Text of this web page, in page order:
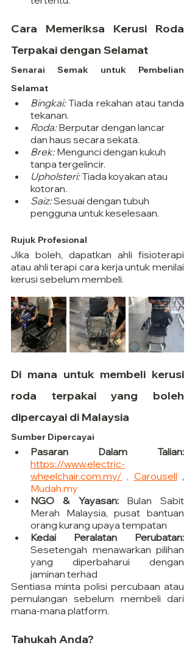
Cara Memeriksa Kerusi Roda
Terpakai dengan Selamat
Senarai Semak untuk Pembelian
Selamat
Bingkai: Tiada rekahan atau tanda
tekanan.
Roda: Berputar dengan lancar
dan haus secara sekata.
Brek: Mengunci dengan kukuh
tanpa tergelincir.
Upholsteri: Tiada koyakan atau
kotoran.
Saiz: Sesuai dengan tubuh
pengguna untuk keselesaan.
Rujuk Profesional
Jika boleh, dapatkan ahli fisioterapi
atau ahli terapi cara kerja untuk menilai
kerusi sebelum membeli.
Di mana untuk membeli kerusi
roda terpakai yang boleh
dipercayai di Malaysia
Sumber Dipercayai
Pasaran Dalam Talian:
https://www.electric-
wheelchair.com.my/ , Carousell ,
Mudah.my
NGO & Yayasan:
Bulan Sabit
Merah Malaysia, pusat bantuan
orang kurang upaya tempatan
Kedai Peralatan Perubatan:
Sesetengah menawarkan pilihan
yang diperbaharui dengan
jaminan terhad
Sentiasa minta polisi percubaan atau
pemulangan sebelum membeli dari
mana-mana platform.
Tahukah Anda?